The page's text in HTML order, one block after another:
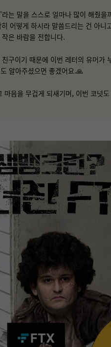
는 말을 스스로 얼마나 많이 해줬을
어떻게 하시라 말씀드리는 건 아니
작은 바람을 전합니다.
구이기 때문에 이번 레터의 유머가
알아주셨으면 좋겠어요.🙏
마음을 무겁게 되새기며, 이번 코넛